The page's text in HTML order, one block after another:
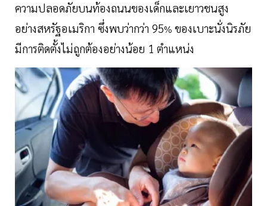
ความปลอดภัยบนท้องถนนของเด็กและเยาวชนสูง
อย่างสหรัฐอเมริกา ซึ่งพบว่ากว่า 95% ของเบาะนั่งนิรภัย
มีการติดตั้งไม่ถูกต้องอย่างน้อย 1 ตำแหน่ง